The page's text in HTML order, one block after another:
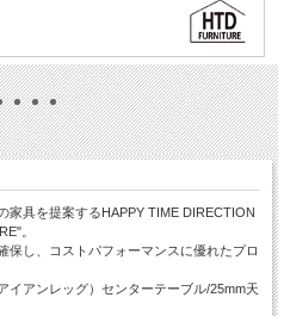
家具を提案するHAPPY TIME DIRECTION
。
保し、コストパフォーマンスに優れたプロ
イアンレッグ）センターテーブル/25mm天